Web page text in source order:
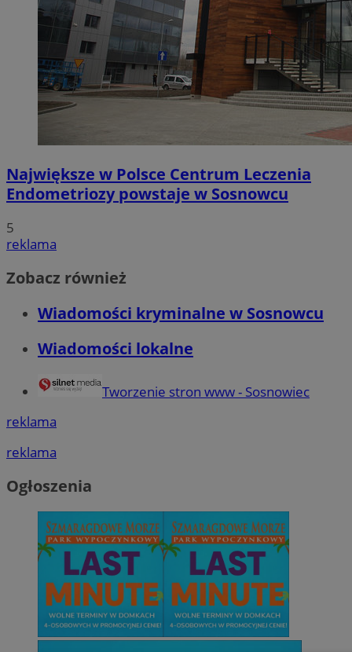
Największe w Polsce Centrum Leczenia
Endometriozy powstaje w Sosnowcu
5
reklama
Zobacz również
Wiadomości kryminalne w Sosnowcu
Wiadomości lokalne
Tworzenie stron www - Sosnowiec
reklama
reklama
Ogłoszenia